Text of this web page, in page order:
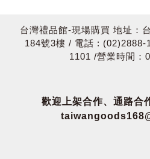
台灣禮品館-現場購買 地址：
184號3樓 / 電話 :
1101 /營業時間：
歡迎上架合作、通路合